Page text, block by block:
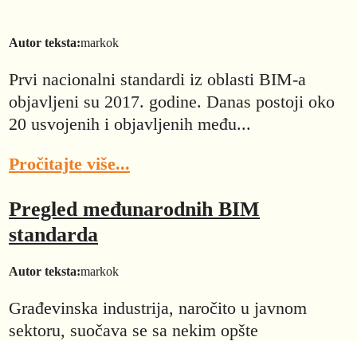
Autor teksta:markok
Prvi nacionalni standardi iz oblasti BIM-a
objavljeni su 2017. godine. Danas postoji oko
20 usvojenih i objavljenih među...
Pročitajte više...
Pregled međunarodnih BIM
standarda
Autor teksta:markok
Građevinska industrija, naročito u javnom
sektoru, suočava se sa nekim opšte